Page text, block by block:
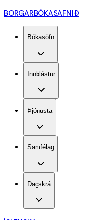
BORGARBÓKASAFNIÐ
Bókasöfn
Innblástur
Þjónusta
Samfélag
Dagskrá